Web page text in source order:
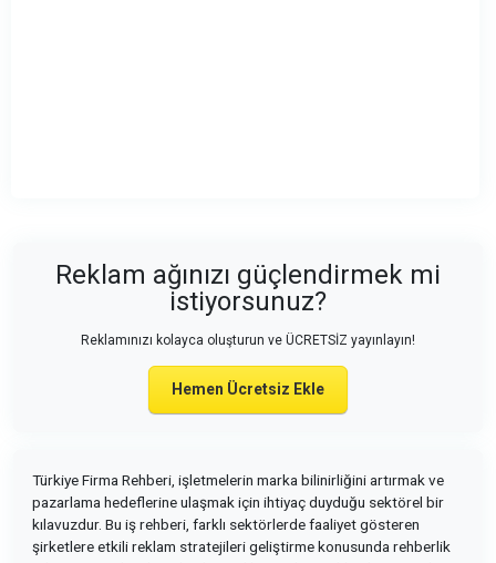
Reklam ağınızı güçlendirmek mi
istiyorsunuz?
Reklamınızı kolayca oluşturun ve ÜCRETSİZ yayınlayın!
Hemen Ücretsiz Ekle
Türkiye Firma Rehberi, işletmelerin marka bilinirliğini artırmak ve
pazarlama hedeflerine ulaşmak için ihtiyaç duyduğu sektörel bir
kılavuzdur. Bu iş rehberi, farklı sektörlerde faaliyet gösteren
şirketlere etkili reklam stratejileri geliştirme konusunda rehberlik